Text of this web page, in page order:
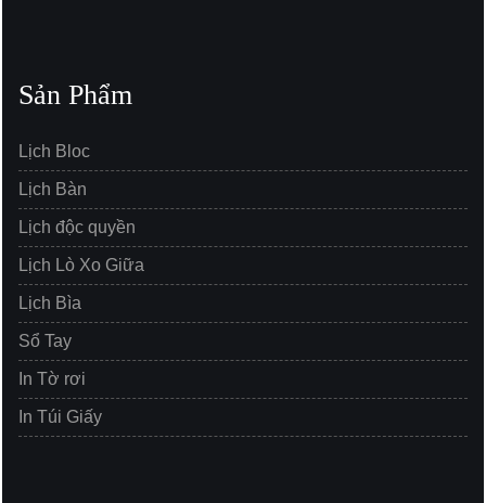
Sản Phẩm
Lịch Bloc
Lịch Bàn
Lịch độc quyền
Lịch Lò Xo Giữa
Lịch Bìa
Sổ Tay
In Tờ rơi
In Túi Giấy